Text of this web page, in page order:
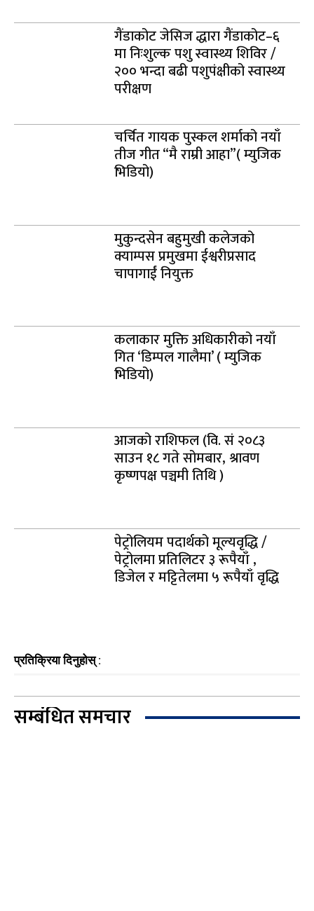
गैंडाकोट जेसिज द्धारा गैंडाकोट–६
मा निःशुल्क पशु स्वास्थ्य शिविर /
२०० भन्दा बढी पशुपंक्षीको स्वास्थ्य
परीक्षण
चर्चित गायक पुस्कल शर्माको नयाँ
तीज गीत “मै राम्री आहा”( म्युजिक
भिडियो)
मुकुन्दसेन बहुमुखी कलेजको
क्याम्पस प्रमुखमा ईश्वरीप्रसाद
चापागाईं नियुक्त
कलाकार मुक्ति अधिकारीको नयाँ
गित ‘डिम्पल गालैमा’ ( म्युजिक
भिडियो)
आजको राशिफल (वि. सं २०८३
साउन १८ गते सोमबार, श्रावण
कृष्णपक्ष पञ्चमी तिथि )
पेट्रोलियम पदार्थको मूल्यवृद्धि /
पेट्रोलमा प्रतिलिटर ३ रूपैयाँ ,
डिजेल र मट्टितेलमा ५ रूपैयाँ वृद्धि
प्रतिक्रिया दिनुहोस् :
सम्बंधित समचार